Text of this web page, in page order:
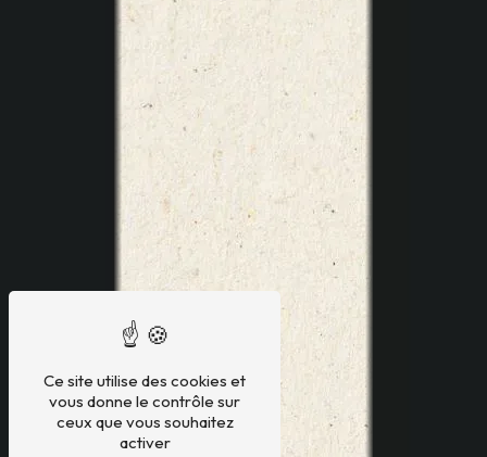
Ce site utilise des cookies et
vous donne le contrôle sur
ceux que vous souhaitez
activer